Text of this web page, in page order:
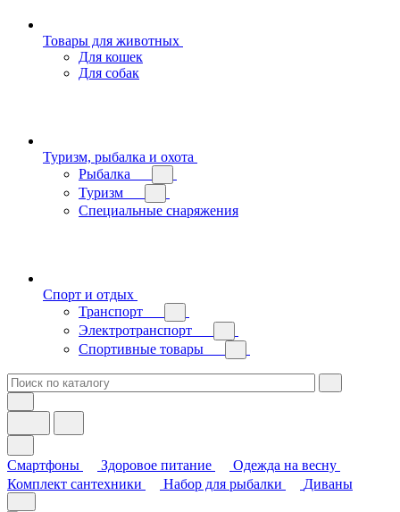
Товары для животных
Для кошек
Для собак
Туризм, рыбалка и охота
Рыбалка
Туризм
Специальные снаряжения
Спорт и отдых
Транспорт
Электротранспорт
Спортивные товары
Смартфоны Здоровое питание
Одежда на весну
Комплект сантехники
Набор для рыбалки Диваны